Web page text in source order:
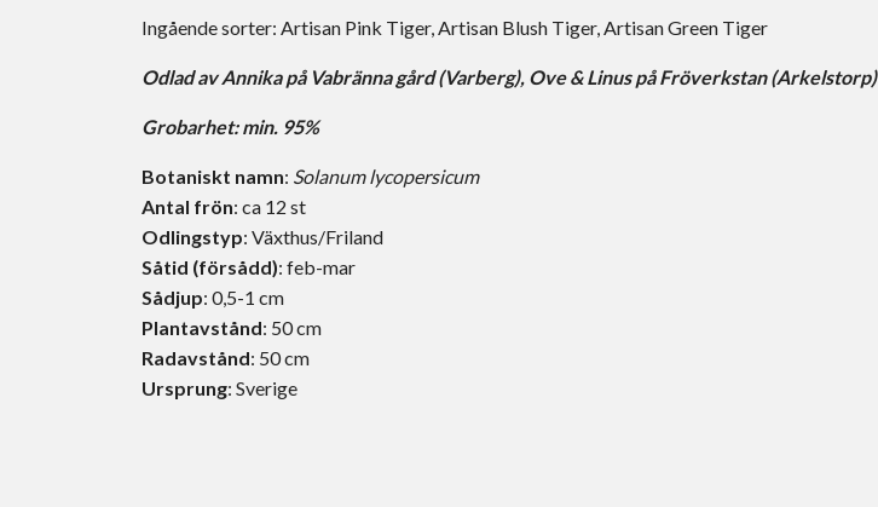
Ingående sorter: Artisan Pink Tiger, Artisan Blush Tiger, Artisan Green Tiger
Odlad avAnnika på Vabränna gård (Varberg), Ove & Linus på Fröverkstan (Arkelstorp)
Grobarhet: min. 95%
Botaniskt namn: Solanum lycopersicum
Antal frön: ca 12 st
Odlingstyp: Växthus/Friland
Såtid (försådd): feb-mar
Sådjup: 0,5-1 cm
Plantavstånd: 50 cm
Radavstånd: 50 cm
Ursprung: Sverige